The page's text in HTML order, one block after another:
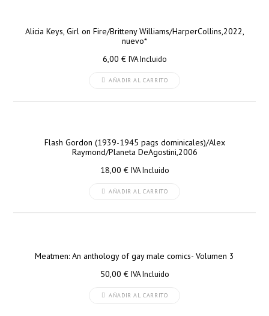
Alicia Keys, Girl on Fire/Britteny Williams/HarperCollins,2022,
nuevo*
6,00 € IVA Incluido
AÑADIR AL CARRITO
Flash Gordon (1939-1945 pags dominicales)/Alex
Raymond/Planeta DeAgostini,2006
18,00 € IVA Incluido
AÑADIR AL CARRITO
Meatmen: An anthology of gay male comics- Volumen 3
50,00 € IVA Incluido
AÑADIR AL CARRITO